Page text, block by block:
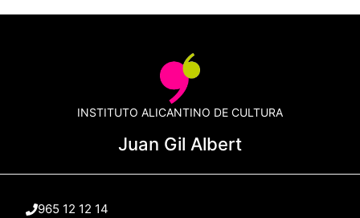
INSTITUTO ALICANTINO DE CULTURA
Juan Gil Albert
965 12 12 14